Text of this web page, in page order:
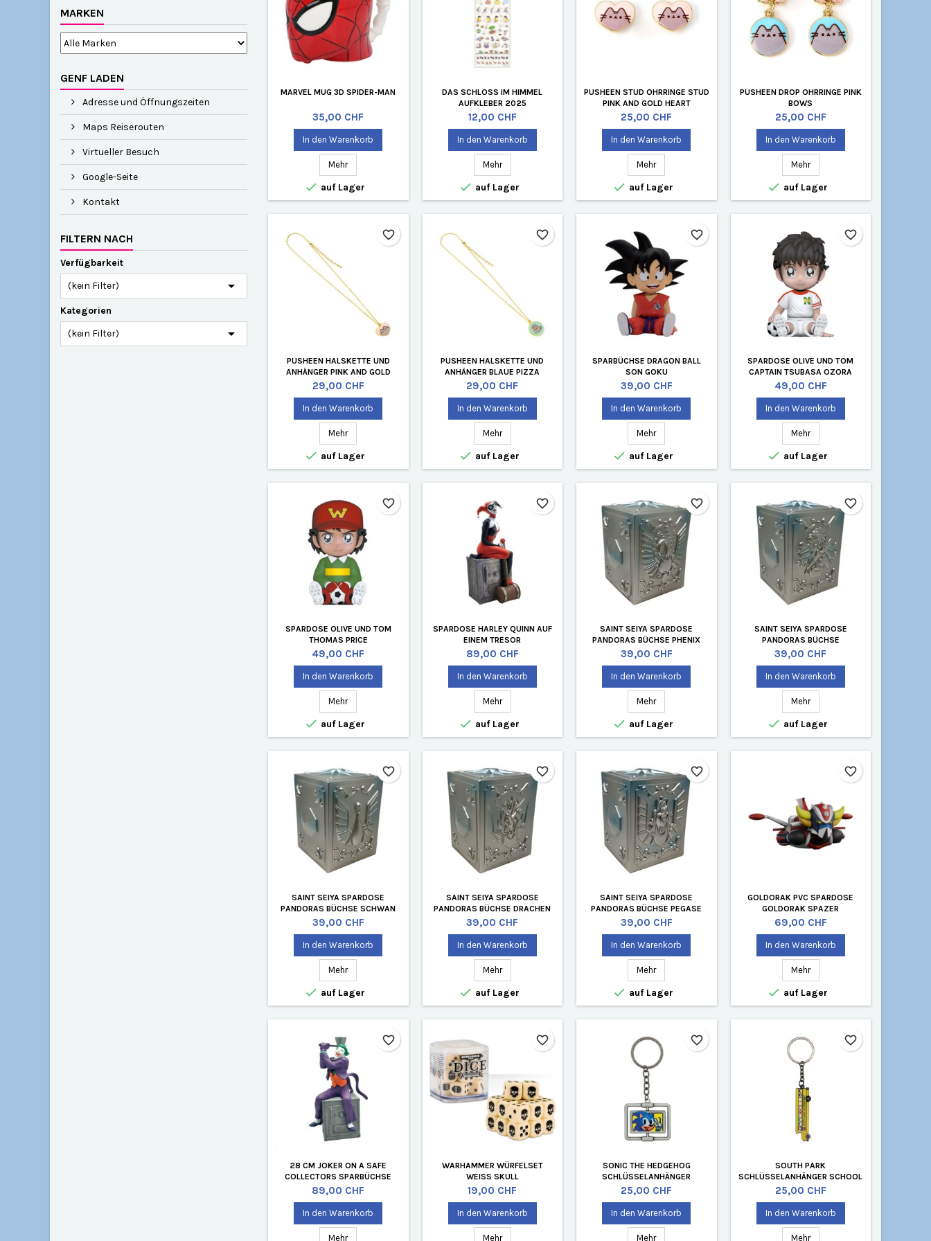
MARKEN
GENF LADEN
Adresse und Öffnungszeiten
Maps Reiserouten
Virtueller Besuch
Google-Seite
Kontakt
FILTERN NACH
Verfügbarkeit
(kein Filter)

Kategorien
(kein Filter)

MARVEL MUG 3D SPIDER-MAN
Preis
35,00 CHF
In den Warenkorb
Mehr
 auf Lager
DAS SCHLOSS IM HIMMEL
AUFKLEBER 2025
Preis
12,00 CHF
In den Warenkorb
Mehr
 auf Lager
PUSHEEN STUD OHRRINGE STUD
PINK AND GOLD HEART
Preis
25,00 CHF
In den Warenkorb
Mehr
 auf Lager
PUSHEEN DROP OHRRINGE PINK
BOWS
Preis
25,00 CHF
In den Warenkorb
Mehr
 auf Lager
PUSHEEN HALSKETTE UND
ANHÄNGER PINK AND GOLD
HEART
Preis
29,00 CHF
In den Warenkorb
Mehr
 auf Lager
favorite_border
PUSHEEN HALSKETTE UND
ANHÄNGER BLAUE PIZZA
Preis
29,00 CHF
In den Warenkorb
Mehr
 auf Lager
favorite_border
SPARBÜCHSE DRAGON BALL
SON GOKU
Preis
39,00 CHF
In den Warenkorb
Mehr
 auf Lager
favorite_border
SPARDOSE OLIVE UND TOM
CAPTAIN TSUBASA OZORA
Preis
49,00 CHF
In den Warenkorb
Mehr
 auf Lager
favorite_border
SPARDOSE OLIVE UND TOM
THOMAS PRICE
Preis
49,00 CHF
In den Warenkorb
Mehr
 auf Lager
favorite_border
SPARDOSE HARLEY QUINN AUF
EINEM TRESOR
Preis
89,00 CHF
In den Warenkorb
Mehr
 auf Lager
favorite_border
SAINT SEIYA SPARDOSE
PANDORAS BÜCHSE PHENIX
Preis
39,00 CHF
In den Warenkorb
Mehr
 auf Lager
favorite_border
SAINT SEIYA SPARDOSE
PANDORAS BÜCHSE
ANDROMEDA
Preis
39,00 CHF
In den Warenkorb
Mehr
 auf Lager
favorite_border
SAINT SEIYA SPARDOSE
PANDORAS BÜCHSE SCHWAN
Preis
39,00 CHF
In den Warenkorb
Mehr
 auf Lager
favorite_border
SAINT SEIYA SPARDOSE
PANDORAS BÜCHSE DRACHEN
Preis
39,00 CHF
In den Warenkorb
Mehr
 auf Lager
favorite_border
SAINT SEIYA SPARDOSE
PANDORAS BÜCHSE PEGASE
Preis
39,00 CHF
In den Warenkorb
Mehr
 auf Lager
favorite_border
GOLDORAK PVC SPARDOSE
GOLDORAK SPAZER
Preis
69,00 CHF
In den Warenkorb
Mehr
 auf Lager
favorite_border
28 CM JOKER ON A SAFE
COLLECTORS SPARBÜCHSE
Preis
89,00 CHF
In den Warenkorb
Mehr
favorite_border
WARHAMMER WÜRFELSET
WEISS SKULL
Preis
19,00 CHF
In den Warenkorb
Mehr
favorite_border
SONIC THE HEDGEHOG
SCHLÜSSELANHÄNGER
LIMITIERTE AUFLAGE
Preis
25,00 CHF
In den Warenkorb
Mehr
favorite_border
SOUTH PARK
SCHLÜSSELANHÄNGER SCHOOL
BUS LIMITIERTE AUFLAGE
Preis
25,00 CHF
In den Warenkorb
Mehr
favorite_border